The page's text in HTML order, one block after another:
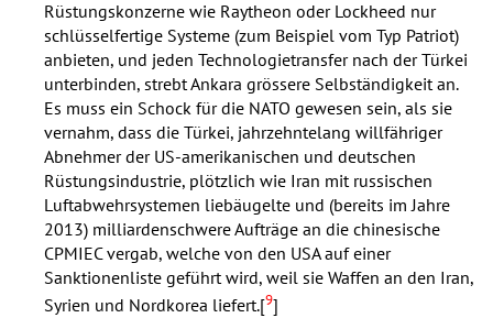
Rüstungskonzerne wie Raytheon oder Lockheed nur
schlüsselfertige Systeme (zum Beispiel vom Typ Patriot)
anbieten, und jeden Technologietransfer nach der Türkei
unterbinden, strebt Ankara grössere Selbständigkeit an.
Es muss ein Schock für die NATO gewesen sein, als sie
vernahm, dass die Türkei, jahrzehntelang willfähriger
Abnehmer der US-amerikanischen und deutschen
Rüstungsindustrie, plötzlich wie Iran mit russischen
Luftabwehrsystemen liebäugelte und (bereits im Jahre
2013) milliardenschwere Aufträge an die chinesische
CPMIECvergab, welche von den USAauf einer
Sanktionenliste geführt wird, weil sie Waffen an den Iran,
Syrien und Nordkorea liefert.[9]